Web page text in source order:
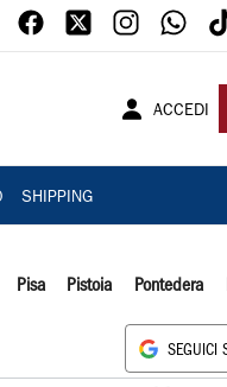
ACCEDI
SHIPPING
Pisa Pistoia Pontedera
SEGUICI